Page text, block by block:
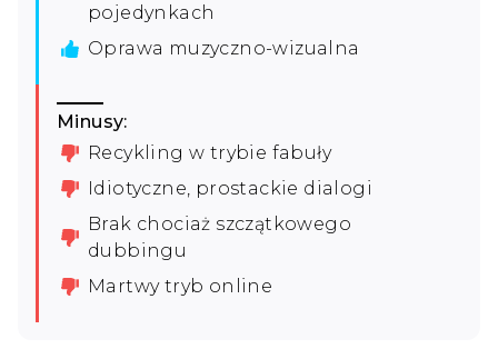
pojedynkach
Oprawa muzyczno-wizualna
Minusy:
Recykling w trybie fabuły
Idiotyczne, prostackie dialogi
Brak chociaż szczątkowego
dubbingu
Martwy tryb online